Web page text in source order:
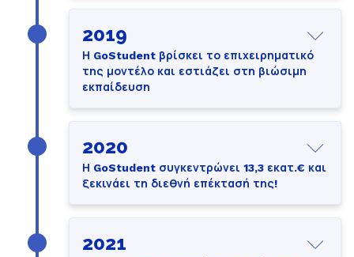
2019
Η GoStudent βρίσκει το επιχειρηματικό
της μοντέλο και εστιάζει στη βιώσιμη
εκπαίδευση
2020
Η GoStudent συγκεντρώνει 13,3 εκατ.€ και
ξεκινάει τη διεθνή επέκτασή της!
2021